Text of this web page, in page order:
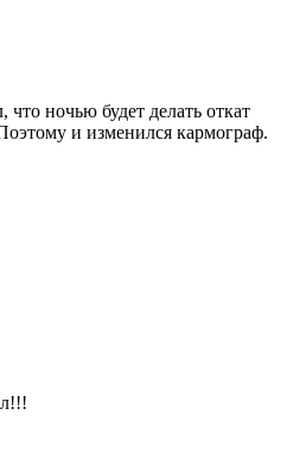
что ночью будет делать откат
и изменился кармограф.